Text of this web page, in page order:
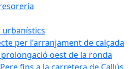
urbanístics
per l'arranjament de calçada
oest de la ronda